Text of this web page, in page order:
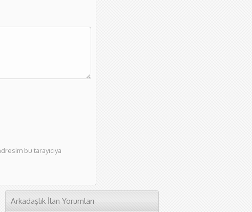
bu tarayıcıya
Arkadaşlık İlan Yorumları